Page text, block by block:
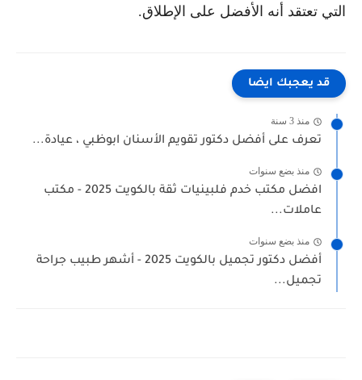
التي تعتقد أنه الأفضل على الإطلاق.
قد يعجبك ايضا
منذ 3 سنة
تعرف على أفضل دكتور تقويم الأسنان ابوظبي ، عيادة...
منذ بضع سنوات
افضل مكتب خدم فلبينيات ثقة بالكويت 2025 - مكتب
عاملات...
منذ بضع سنوات
أفضل دكتور تجميل بالكويت 2025 - أشهر طبيب جراحة
تجميل...